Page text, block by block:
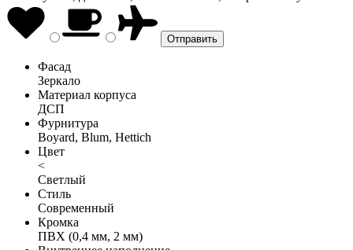
Фасад
Зеркало
Материал корпуса
ДСП
Фурнитура
Boyard, Blum, Hettich
Цвет
<
Светлый
Стиль
Современный
Кромка
ПВХ (0,4 мм, 2 мм)